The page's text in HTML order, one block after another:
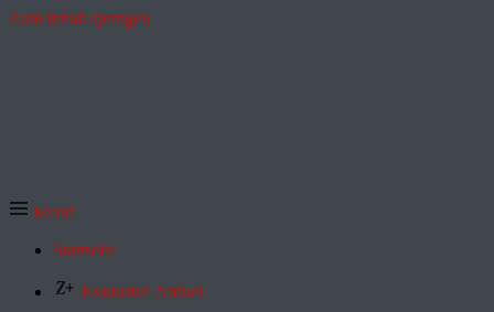
Zum Inhalt springen
Menü
Startseite
Exklusive Artikel